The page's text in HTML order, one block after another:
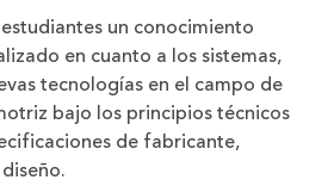
un conocimiento
en cuanto a los sistemas,
tecnologías en el campo de
bajo los principios técnicos
de fabricante,